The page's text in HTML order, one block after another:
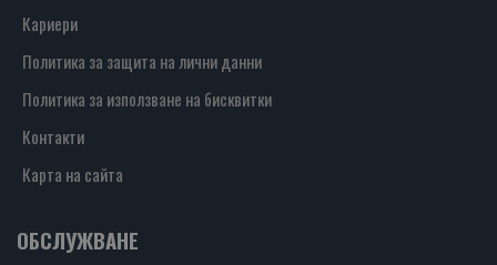
Кариери
Политика за защита на лични данни
Политика за използване на бисквитки
Контакти
Карта на сайта
ОБСЛУЖВАНЕ